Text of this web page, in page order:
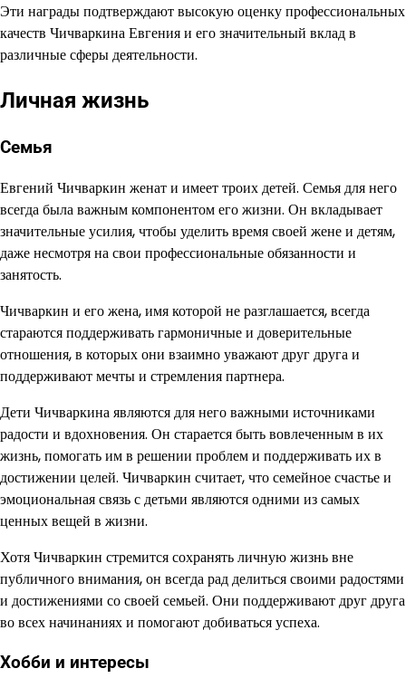
Эти награды подтверждают высокую оценку профессиональных
качеств Чичваркина Евгения и его значительный вклад в
различные сферы деятельности.
Личная жизнь
Семья
Евгений Чичваркин женат и имеет троих детей. Семья для него
всегда была важным компонентом его жизни. Он вкладывает
значительные усилия, чтобы уделить время своей жене и детям,
даже несмотря на свои профессиональные обязанности и
занятость.
Чичваркин и его жена, имя которой не разглашается, всегда
стараются поддерживать гармоничные и доверительные
отношения, в которых они взаимно уважают друг друга и
поддерживают мечты и стремления партнера.
Дети Чичваркина являются для него важными источниками
радости и вдохновения. Он старается быть вовлеченным в их
жизнь, помогать им в решении проблем и поддерживать их в
достижении целей. Чичваркин считает, что семейное счастье и
эмоциональная связь с детьми являются одними из самых
ценных вещей в жизни.
Хотя Чичваркин стремится сохранять личную жизнь вне
публичного внимания, он всегда рад делиться своими радостями
и достижениями со своей семьей. Они поддерживают друг друга
во всех начинаниях и помогают добиваться успеха.
Хобби и интересы